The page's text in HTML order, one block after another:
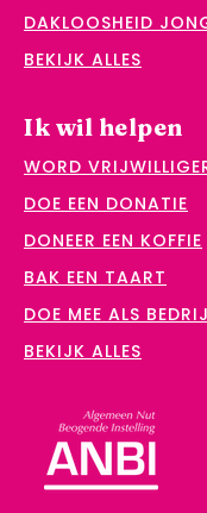
DAKLOOSHEID
BEKIJK ALLES
Ik wil helpen
WORD
DOE EEN DONATIE
DONEER EEN KOFFIE
BAK EEN TAART
DOE MEE ALS
BEKIJK ALLES